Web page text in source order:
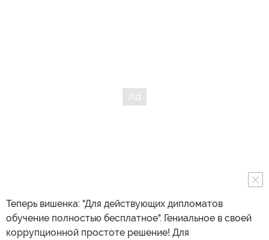
Теперь вишенка: "Для действующих дипломатов
обучение полностью бесплатное". Гениальное в своей
коррупционной простоте решение! Для